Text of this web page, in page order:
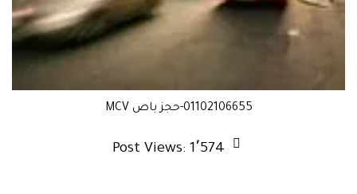
01102106655-حجز باص MCV
Post Views: 1٬574